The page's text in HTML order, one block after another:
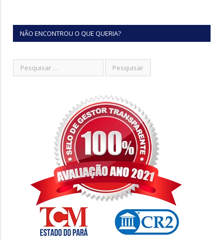
NÃO ENCONTROU O QUE QUERIA?